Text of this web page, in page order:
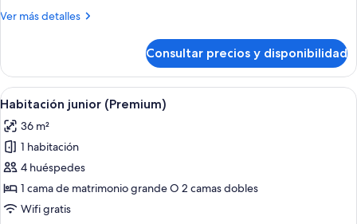
Ver más detalles
Más
junior
(Premium)
Consultar precios y disponibilidad
Abrir
todas
las
fotos
de
Habitación
junior
Una habitación de hotel moderna
9
Habitación junior (Premium)
36 m²
1 habitación
4 huéspedes
1 cama de matrimonio grande O 2 camas dobles
Wifi gratis